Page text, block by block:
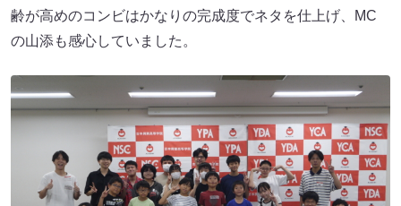
齢が高めのコンビはかなりの完成度でネタを仕上げ、MC
の山添も感心していました。